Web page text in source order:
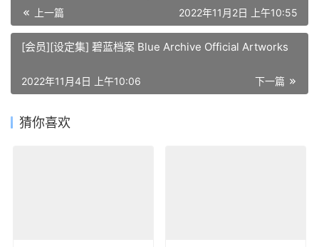
上一篇 2022年11月2日 上午10:55
[会员][设定集] 碧蓝档案 Blue Archive Official Artworks
下一篇
2022年11月4日 上午10:06
猜你喜欢